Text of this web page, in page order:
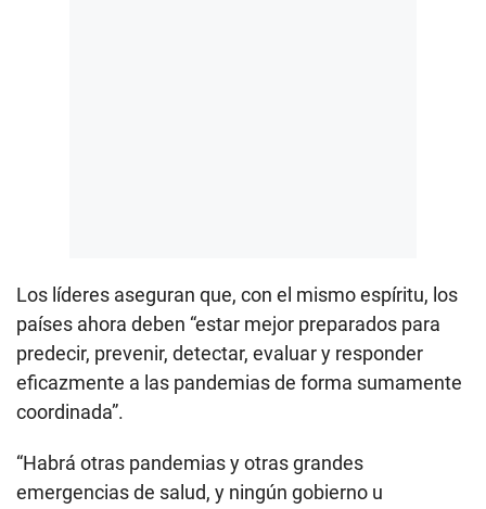
Los líderes aseguran que, con el mismo espíritu, los
países ahora deben “estar mejor preparados para
predecir, prevenir, detectar, evaluar y responder
eficazmente a las pandemias de forma sumamente
coordinada”.
“Habrá otras pandemias y otras grandes
emergencias de salud, y ningún gobierno u